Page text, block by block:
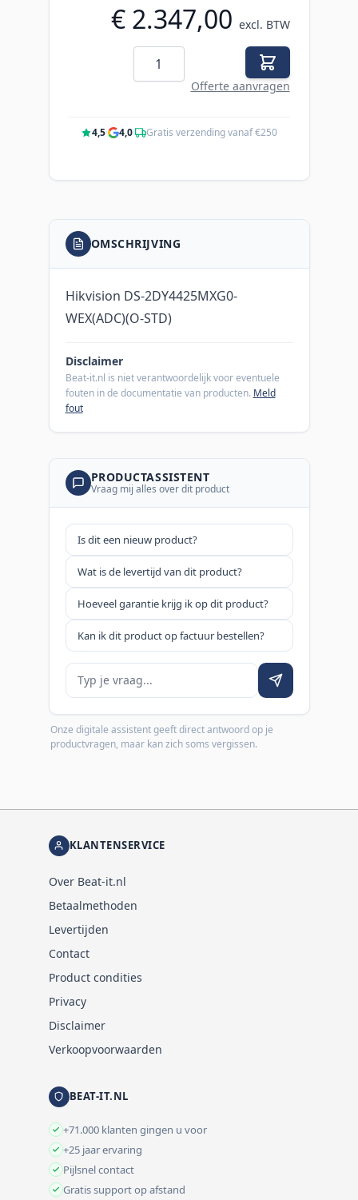
€ 2.347,00 excl. BTW
Aantal
Offerte aanvragen
4,5· 4,0· Gratis verzending vanaf €250
OMSCHRIJVING
Hikvision DS-2DY4425MXG0-
WEX(ADC)(O-STD)
Disclaimer
Beat-it.nl is niet verantwoordelijk voor eventuele
fouten in de documentatie van producten. Meld
fout
PRODUCTASSISTENT
Vraag mij alles over dit product
Is dit een nieuw product?
Wat is de levertijd van dit product?
Hoeveel garantie krijg ik op dit product?
Kan ik dit product op factuur bestellen?
Je vraag
Onze digitale assistent geeft direct antwoord op je
productvragen, maar kan zich soms vergissen.
KLANTENSERVICE
Over Beat-it.nl
Betaalmethoden
Levertijden
Contact
Product condities
Privacy
Disclaimer
Verkoopvoorwaarden
BEAT-IT.NL
+71.000 klanten gingen u voor
+25 jaar ervaring
Pijlsnel contact
Gratis support op afstand